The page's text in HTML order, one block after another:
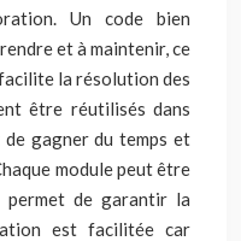
Un code bien
et à maintenir, ce
la résolution des
être réutilisés dans
de gagner du temps et
module peut être
permet de garantir la
est facilitée car